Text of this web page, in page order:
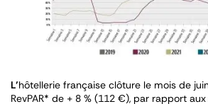
L’hôtellerie française clôture le mois de
RevPAR* de + 8 % (112 €), par rapport